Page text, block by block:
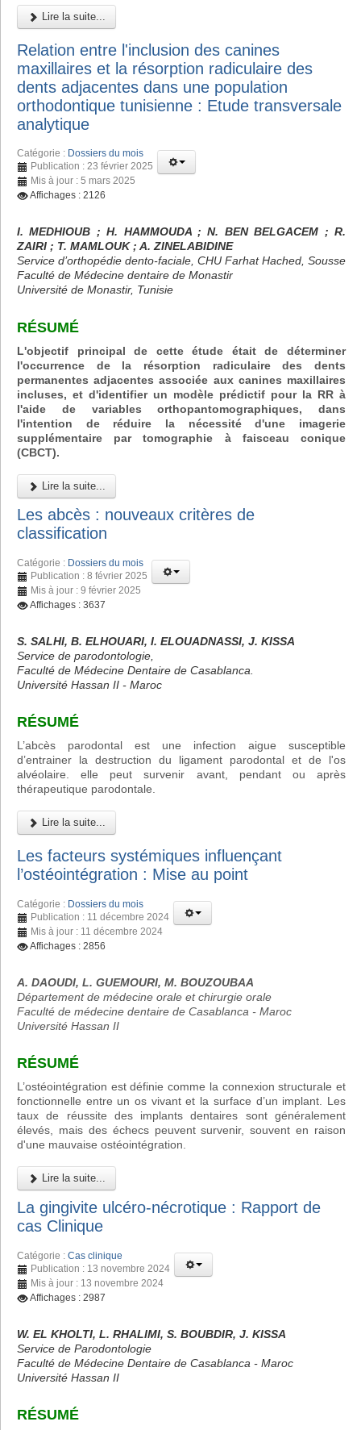
Lire la suite...
Relation entre l'inclusion des canines
maxillaires et la résorption radiculaire des
dents adjacentes dans une population
orthodontique tunisienne : Etude transversale
analytique
Catégorie : Dossiers du mois
Publication : 23 février 2025
Mis à jour : 5 mars 2025
Affichages : 2126
I. MEDHIOUB ; H. HAMMOUDA ; N. BEN BELGACEM ; R.
ZAIRI ; T. MAMLOUK ; A. ZINELABIDINE
Service d’orthopédie dento-faciale, CHU Farhat Hached, Sousse
Faculté de Médecine dentaire de Monastir
Université de Monastir, Tunisie
RÉSUMÉ
L'objectif principal de cette étude était de déterminer
l'occurrence de la résorption radiculaire des dents
permanentes adjacentes associée aux canines maxillaires
incluses, et d'identifier un modèle prédictif pour la RR à
l'aide de variables orthopantomographiques, dans
l'intention de réduire la nécessité d'une imagerie
supplémentaire par tomographie à faisceau conique
(CBCT).
Lire la suite...
Les abcès : nouveaux critères de
classification
Catégorie : Dossiers du mois
Publication : 8 février 2025
Mis à jour : 9 février 2025
Affichages : 3637
S. SALHI, B. ELHOUARI, I. ELOUADNASSI, J. KISSA
Service de parodontologie,
Faculté de Médecine Dentaire de Casablanca.
Université Hassan II - Maroc
RÉSUMÉ
L’abcès parodontal est une infection aigue susceptible
d’entrainer la destruction du ligament parodontal et de l'os
alvéolaire. elle peut survenir avant, pendant ou après
thérapeutique parodontale.
Lire la suite...
Les facteurs systémiques influençant
l’ostéointégration : Mise au point
Catégorie : Dossiers du mois
Publication : 11 décembre 2024
Mis à jour : 11 décembre 2024
Affichages : 2856
A. DAOUDI, L. GUEMOURI, M. BOUZOUBAA
Département de médecine orale et chirurgie orale
Faculté de médecine dentaire de Casablanca - Maroc
Université Hassan II
RÉSUMÉ
L’ostéointégration est définie comme la connexion structurale et
fonctionnelle entre un os vivant et la surface d’un implant. Les
taux de réussite des implants dentaires sont généralement
élevés, mais des échecs peuvent survenir, souvent en raison
d'une mauvaise ostéointégration.
Lire la suite...
La gingivite ulcéro-nécrotique : Rapport de
cas Clinique
Catégorie : Cas clinique
Publication : 13 novembre 2024
Mis à jour : 13 novembre 2024
Affichages : 2987
W. EL KHOLTI, L. RHALIMI, S. BOUBDIR, J. KISSA
Service de Parodontologie
Faculté de Médecine Dentaire de Casablanca - Maroc
Université Hassan II
RÉSUMÉ